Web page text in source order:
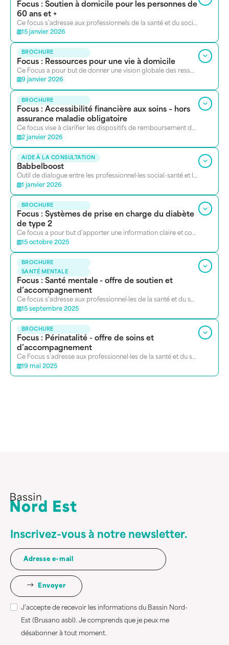
Focus : Soutien à domicile pour les personnes de
60 ans et +
Ce focus s’adresse aux professionnels de la santé et du social qui accompagnent des personnes de 60 ans et plus à domicile. Il vise à fournir une aide pratique sur les aides disponibles
15 janvier 2026
BROCHURE
Focus : Ressources pour une vie à domicile
Ce Focus a pour but de donner une vision globale des ressources existantes pour une vie à domicile en adéquation avec les souhaits de la personne.
9 janvier 2026
BROCHURE
Focus : Accessibilité financière aux soins – hors
assurance maladie obligatoire
Ce focus vise à clarifier les dispositifs de remboursement des prestations social-santé pour les personnes ne pouvant bénéficier de l’assurance maladie obligatoire.
2 janvier 2026
AIDE À LA CONSULTATION
Babbelboost
Outil de dialogue entre les professionnel·les social-santé et les personnes qu’ils et elles accompagnent. Il permet d’identifier des priorités d’action en centrant l’écoute sur la personne en situation complexe et en ouvrant le champ à toutes les dimensions qui dégradent ou améliorent sa qualité de vie.
1 janvier 2026
BROCHURE
Focus : Systèmes de prise en charge du diabète
de type 2
Ce focus a pour but d’apporter une information claire et complète aux professionnels de la santé sur les différents programmes, les aides et les remboursements accessibles.
15 octobre 2025
BROCHURE
SANTÉ MENTALE
Focus : Santé mentale - offre de soutien et
d’accompagnement
Ce focus s’adresse aux professionnel·les de la santé et du social bruxellois qui accompagnent des personnes ayant des troubles psychologiques ou des pathologies mentales.
15 septembre 2025
BROCHURE
Focus : Périnatalité - offre de soins et
d’accompagnement
Ce Focus s’adresse aux professionnel·les de la santé et du social bruxellois.
19 mai 2025
Inscrivez-vous à notre newsletter.
Envoyer
J’accepte de recevoir les informations du Bassin Nord-
Est (Brusano asbl). Je comprends que je peux me
désabonner à tout moment.